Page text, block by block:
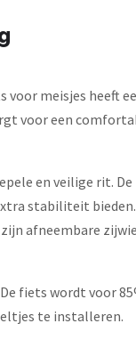
voor meisjes
voor een
en veilige rit.
stabiliteit
afneembare
fiets wordt voor
te installeren.